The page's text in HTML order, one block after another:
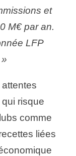
et
M€ par an.
LFP
risque
comme
liées